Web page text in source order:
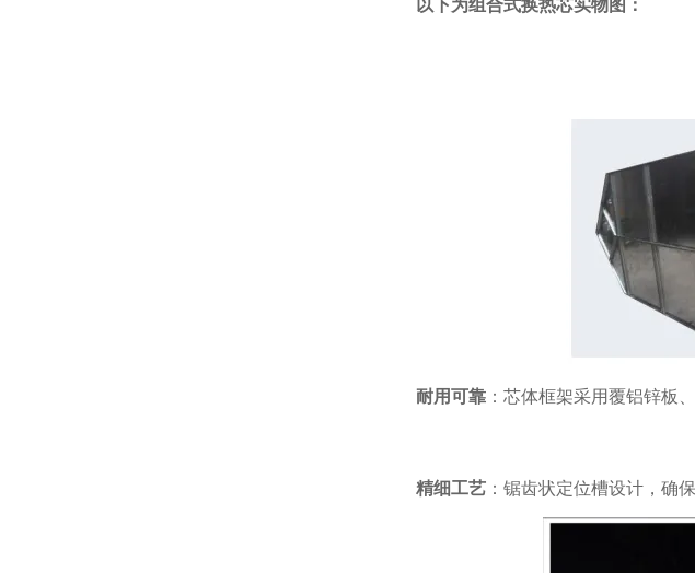
以下为组合式换热芯实物图：
耐用可靠 ：芯体框架采用覆铝锌板
精细工艺 ：锯齿状定位槽设计，确